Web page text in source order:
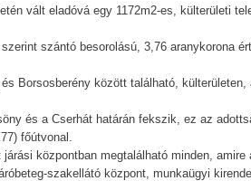
vált eladóvá egy 1172m2-es, külterületi
szántó besorolású, 3,76 aranykorona
Borsosberény között található,
és a Cserhát határán fekszik, ez az
főútvonal.
járási központban megtalálható minden,
szakellátó központ, munkaügyi